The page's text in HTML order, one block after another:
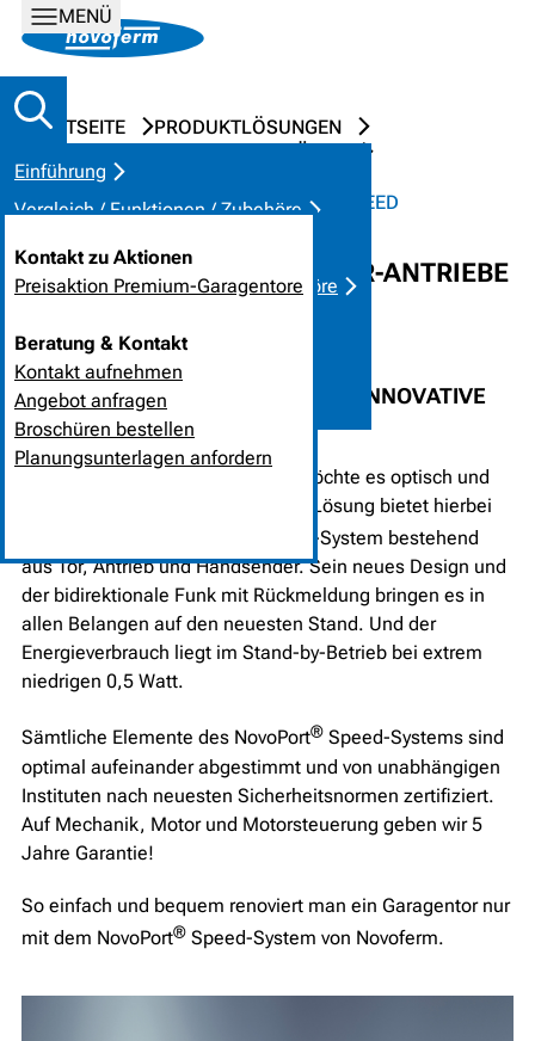
MENÜ
Einführung
Vergleich / Funktionen / Zubehöre
Pluspunkte im Überblick
Programmierung / Einlernen Zubehöre
Montage
Kontakt
Kontakt zu Aktionen
Preisaktion Premium-Garagentore
Beratung & Kontakt
Kontakt aufnehmen
Angebot anfragen
Broschüren bestellen
Planungsunterlagen anfordern
STARTSEITE
PRODUKTLÖSUNGEN
GARAGENTOR-ANTRIEBE
GARAGENTOR-ANTRIEB-NOVOPORT SPEED
ELEKTRISCHE GARAGENTOR-ANTRIEBE
FÜR GARAGEN-SEKTIONALTORE, INNOVATIVE
SEITENMONTAGE
Wer ein Garagentor austauscht, möchte es optisch und
technisch verbessern. Eine ideale Lösung bietet hierbei
Speed-System bestehend
aus Tor, Antrieb und Handsender. Sein neues Design und
der bidirektionale Funk mit Rückmeldung bringen es in
allen Belangen auf den neuesten Stand. Und der
Energieverbrauch liegt im Stand-by-Betrieb bei extrem
niedrigen 0,5 Watt.
Sämtliche Elemente des NovoPort® Speed-Systems sind
optimal aufeinander abgestimmt und von unabhängigen
Instituten nach neuesten Sicherheitsnormen zertifiziert.
Auf Mechanik, Motor und Motorsteuerung geben wir 5
Jahre Garantie!
So einfach und bequem renoviert man ein Garagentor nur
mit dem NovoPort® Speed-System von Novoferm.